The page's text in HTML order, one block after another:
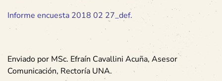
Informe encuesta 2018 02 27_def.
Enviado por MSc. Efraín Cavallini Acuña, Asesor
Comunicación, Rectoría UNA.